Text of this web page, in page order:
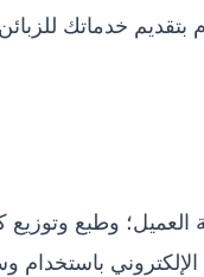
خدماتك
وطبع وتوزيع
باستخدام